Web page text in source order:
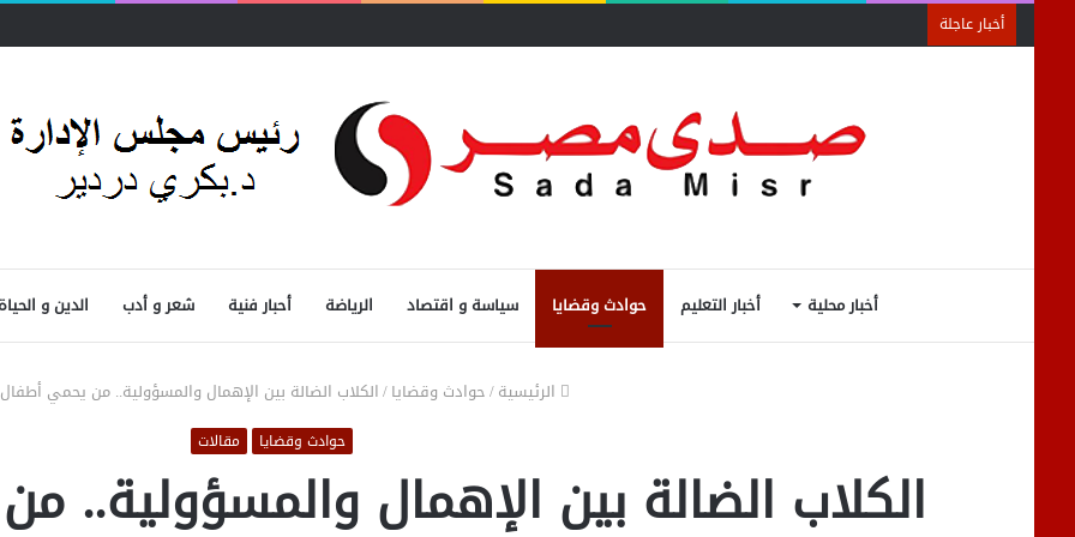
أخبار عاجلة
أخبار محلية أخبار التعليم حوادث وقضايا سياسة و اقتصاد الرياضة أحبار فنية شعر و أدب الدين و الحياة
الرئيسية/حوادث وقضايا/الكلاب الضالة بين الإهمال والمسؤولية.. من يحمي
حوادث وقضايا مقالات
الكلاب الضالة بين الإهمال والمسؤولية..